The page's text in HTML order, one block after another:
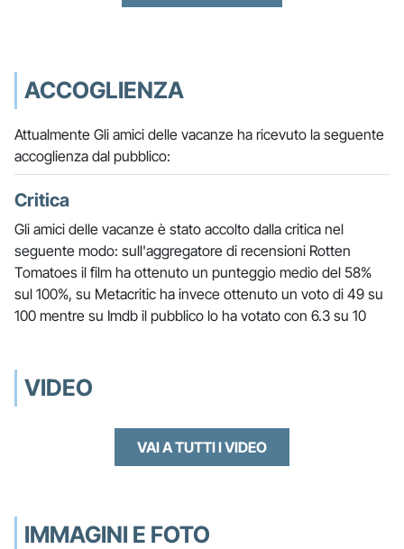
ACCOGLIENZA
Attualmente Gli amici delle vacanze ha ricevuto la seguente
accoglienza dal pubblico:
Critica
Gli amici delle vacanze è stato accolto dalla critica nel
seguente modo: sull'aggregatore di recensioni Rotten
Tomatoes il film ha ottenuto un punteggio medio del 58%
sul 100%, su Metacritic ha invece ottenuto un voto di 49 su
100 mentre su Imdb il pubblico lo ha votato con 6.3 su 10
VIDEO
VAI A TUTTI I VIDEO
IMMAGINI E FOTO